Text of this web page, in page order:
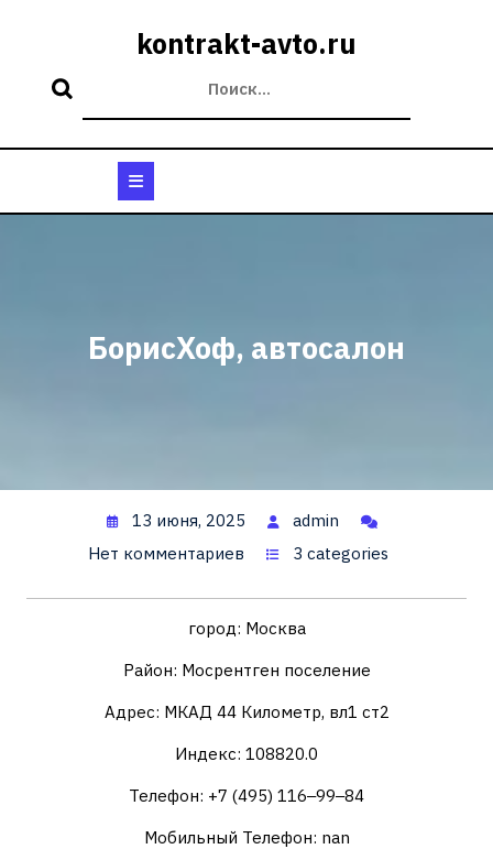
kontrakt-avto.ru
БорисХоф, автосалон
13 июня, 2025
admin
Нет комментариев
3 categories
город: Москва
Район: Мосрентген поселение
Адрес: МКАД 44 Километр, вл1 ст2
Индекс: 108820.0
Телефон: +7 (495) 116‒99‒84
Мобильный Телефон: nan